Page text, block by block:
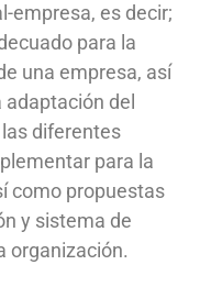
empresa, es decir;
para la
una empresa, así
adaptación del
diferentes
para la
como propuestas
y sistema de
organización.